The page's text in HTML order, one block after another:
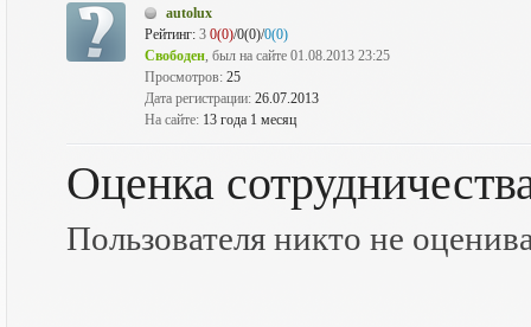
autolux
Рейтинг: 3 0(0)/0(0)/0(0)
Свободен, был на сайте 01.08.2013 23:25
Просмотров: 25
Дата регистрации: 26.07.2013
На сайте: 13 года 1 месяц
Оценка
Пользователя никто не